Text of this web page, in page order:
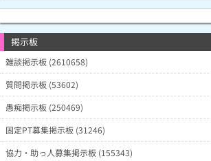
掲示板
雑談掲示板 (2610658)
質問掲示板 (53602)
愚痴掲示板 (250469)
固定PT募集掲示板 (31246)
協力・助っ人募集掲示板 (155343)